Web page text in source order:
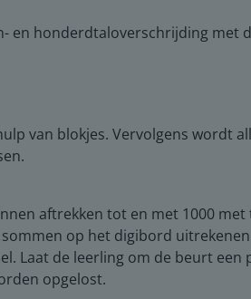
en honderdtaloverschrijding met
van blokjes. Vervolgens wordt
aftrekken tot en met 1000
op het digibord
Laat de leerling om de beurt
opgelost.